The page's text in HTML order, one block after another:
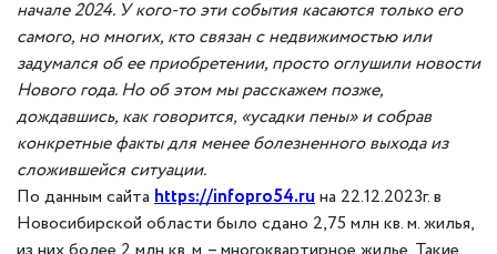
начале 2024. У кого-то эти события касаются толькоего
самого, номногих, кто связан с недвижимостью или
задумался об ее приобретении, просто оглушили новости
Нового года.Нооб этом мы расскажем позже,
дождавшись, как говорится, «усадки пены» исобрав
конкретные факты для менее болезненного выхода из
сложившейся ситуации.
По данным сайта https://infopro54.ruна 22.12.2023г. в
Новосибирской области было сдано 2,75 млн кв. м. жилья,